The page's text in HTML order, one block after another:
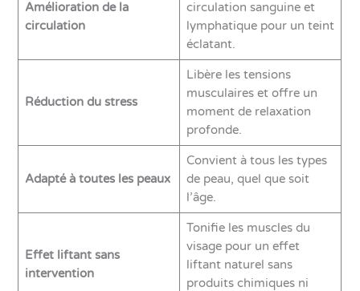
Amélioration de la
circulation
circulation sanguine et
lymphatique pour un teint
éclatant.
Réduction du stress
Libère les tensions
musculaires et offre un
moment de relaxation
profonde.
Adapté à toutes les peaux
Convient à tous les types
de peau, quel que soit
l’âge.
Effet liftant sans
intervention
Tonifie les muscles du
visage pour un effet
liftant naturel sans
produits chimiques ni